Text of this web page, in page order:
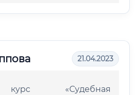
21.04.2023
«Судебная